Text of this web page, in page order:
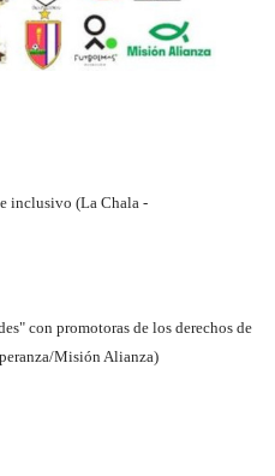
inclusivo (La Chala -
con promotoras de los derechos de
Misión Alianza)